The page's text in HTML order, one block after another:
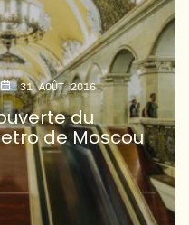
31 AOÛT 2016
du
de Moscou